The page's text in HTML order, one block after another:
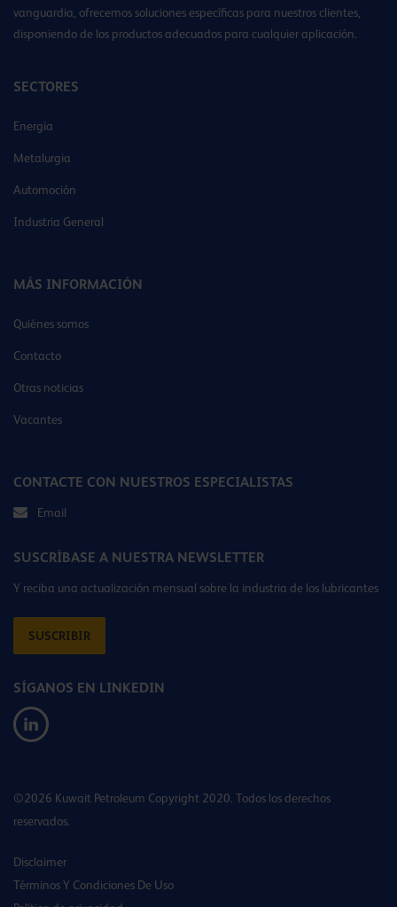
vanguardia, ofrecemos soluciones específicas para nuestros clientes,
disponiendo de los productos adecuados para cualquier aplicación.
SECTORES
Energía
Metalurgia
Automoción
Industria General
MÁS INFORMACIÓN
Quiénes somos
Contacto
Otras noticias
Vacantes
CONTACTE CON NUESTROS ESPECIALISTAS
Email
SUSCRÍBASE A NUESTRA NEWSLETTER
Y reciba una actualización mensual sobre la industria de los lubricantes
SUSCRIBIR
SÍGANOS EN LINKEDIN
©2026 Kuwait Petroleum Copyright 2020. Todos los derechos
reservados.
Disclaimer
Términos Y Condiciones De Uso